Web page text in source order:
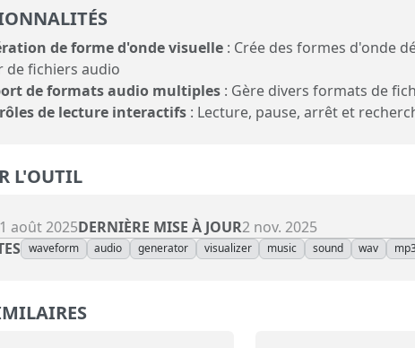
de forme d'onde visuelle : Crée des formes d'onde
de fichiers audio
de formats audio multiples : Gère divers formats de
de lecture interactifs : Lecture, pause, arrêt et
L'OUTIL
août 2025DERNIÈRE MISE À JOUR2 nov. 2025
waveform audio generator visualizer music sound wav